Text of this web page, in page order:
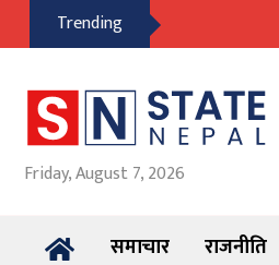
Trending
Friday, August 7, 2026
समाचार राजनीति